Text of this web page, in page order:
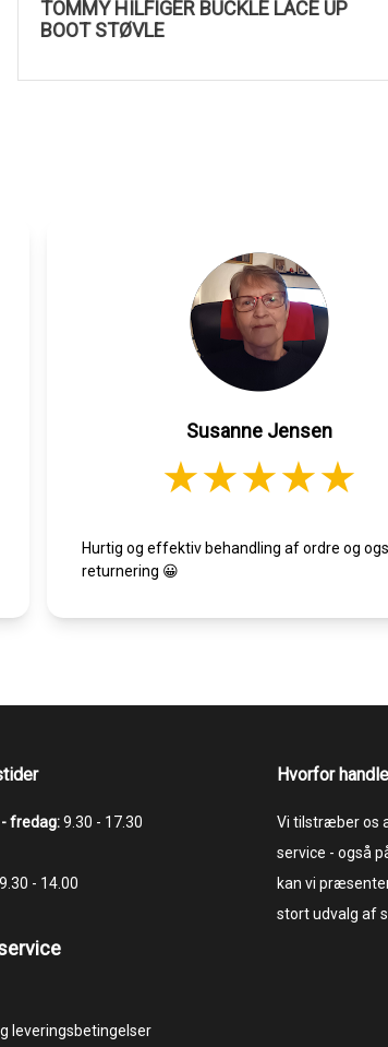
TOMMY HILFIGER BUCKLE LACE UP
BOOT STØVLE
Susanne Jensen
Hurtig og effektiv behandling af ordre og
returnering 😀
fredag:9.30 - 17.30
- 14.00
leveringsbetingelser
Hvorfor
Vi tilstræber os
service - også
kan vi
stort udvalg af